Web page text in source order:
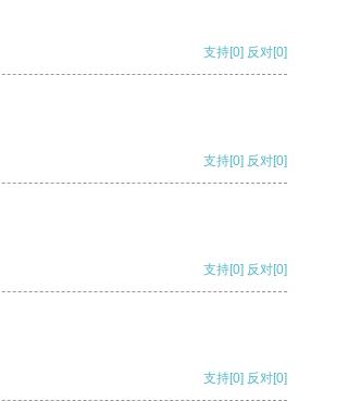
支持[0] 反对[0]
支持[0] 反对[0]
支持[0] 反对[0]
支持[0] 反对[0]